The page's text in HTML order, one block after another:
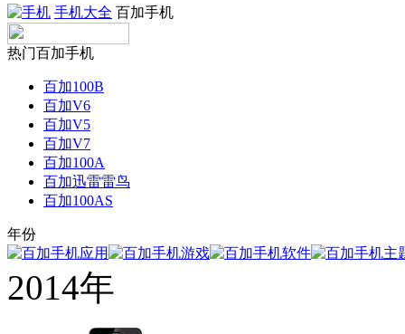
手机大全 百加手机
热门百加手机
百加100B
百加V6
百加V5
百加V7
百加100A
百加迅雷雷鸟
百加100AS
年份
2014年